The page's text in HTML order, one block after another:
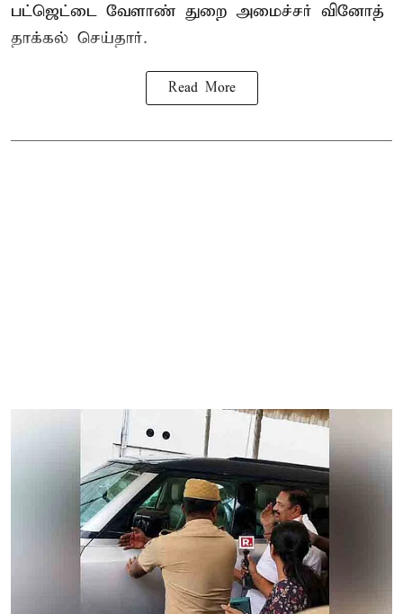
பட்ஜெட்டை வேளாண் துறை அமைச்சர் வினோத்
தாக்கல் செய்தார்.
Read More